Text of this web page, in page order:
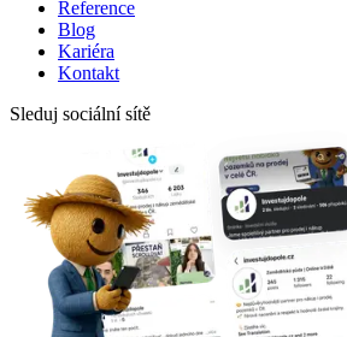
Reference
Blog
Kariéra
Kontakt
Sleduj sociální sítě